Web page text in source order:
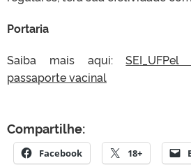
Portaria
Saiba mais aqui:
passaporte vacinal
Compartilhe:
Facebook 18+